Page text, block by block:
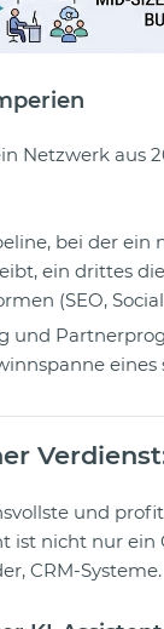
Netzwerk aus
bei der ein
ein drittes
(SEO,
und
eines
und
ist nicht nur ein
CRM-Systeme.